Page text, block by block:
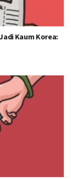
Kaum Korea: